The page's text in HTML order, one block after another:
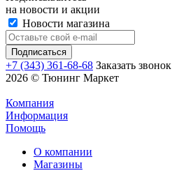
на новости и акции
Новости магазина
+7 (343) 361-68-68 Заказать звонок
2026 © Тюнинг Маркет
Компания
Информация
Помощь
О компании
Магазины